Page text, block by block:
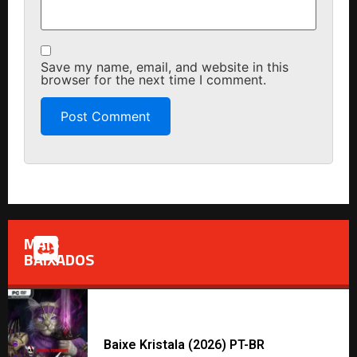
Save my name, email, and website in this
browser for the next time I comment.
MAIS
BAIXADOS
Baixe Kristala (2026) PT-BR